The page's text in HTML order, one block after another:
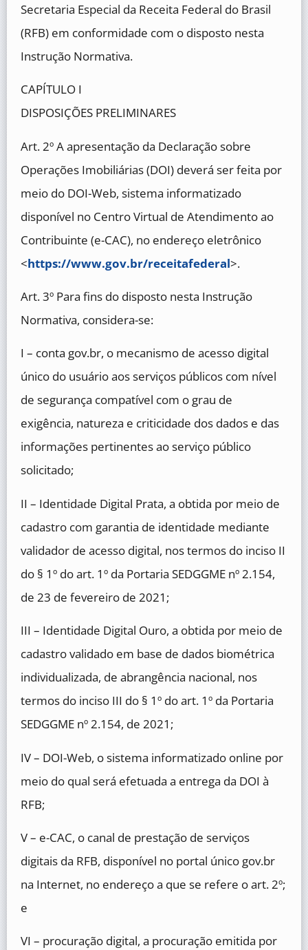
Secretaria Especial da Receita Federal do Brasil
(RFB) em conformidade com o disposto nesta
Instrução Normativa.
CAPÍTULO I
DISPOSIÇÕES PRELIMINARES
Art. 2º A apresentação da Declaração sobre
Operações Imobiliárias (DOI) deverá ser feita por
meio do DOI-Web, sistema informatizado
disponível no Centro Virtual de Atendimento ao
Contribuinte (e-CAC), no endereço eletrônico
<https://www.gov.br/receitafederal>.
Art. 3º Para fins do disposto nesta Instrução
Normativa, considera-se:
I – conta gov.br, o mecanismo de acesso digital
único do usuário aos serviços públicos com nível
de segurança compatível com o grau de
exigência, natureza e criticidade dos dados e das
informações pertinentes ao serviço público
solicitado;
II – Identidade Digital Prata, a obtida por meio de
cadastro com garantia de identidade mediante
validador de acesso digital, nos termos do inciso II
do § 1º do art. 1º da Portaria SEDGGME nº 2.154,
de 23 de fevereiro de 2021;
III – Identidade Digital Ouro, a obtida por meio de
cadastro validado em base de dados biométrica
individualizada, de abrangência nacional, nos
termos do inciso III do § 1º do art. 1º da Portaria
SEDGGME nº 2.154, de 2021;
IV – DOI-Web, o sistema informatizado online por
meio do qual será efetuada a entrega da DOI à
RFB;
V – e-CAC, o canal de prestação de serviços
digitais da RFB, disponível no portal único gov.br
na Internet, no endereço a que se refere o art. 2º;
e
VI – procuração digital, a procuração emitida por